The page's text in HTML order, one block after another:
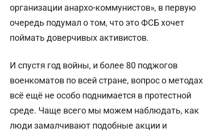
организации анархо-коммунистов», в первую
очередь подумал о том, что это ФСБ хочет
поймать доверчивых активистов.
И спустя год войны, и более 80 поджогов
военкоматов по всей стране, вопрос о методах
всё ещё не особо поднимается в протестной
среде. Чаще всего мы можем наблюдать, как
люди замалчивают подобные акции и